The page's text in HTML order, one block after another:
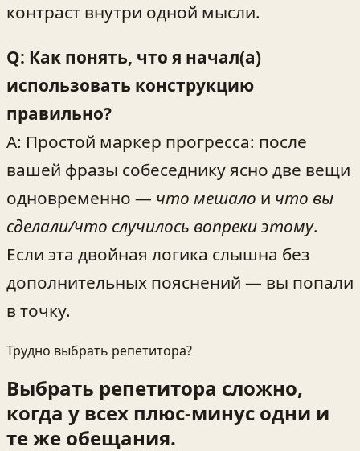
контраст внутри одной мысли.
Q: Как понять, что я начал(а)
использовать конструкцию
правильно?
A: Простой маркер прогресса: после
вашей фразы собеседнику ясно две вещи
одновременно — что мешало и что вы
сделали/что случилось вопреки этому.
Если эта двойная логика слышна без
дополнительных пояснений — вы попали
в точку.
Трудно выбрать репетитора?
Выбрать репетитора сложно,
когда у всех плюс-минус одни и
те же обещания.